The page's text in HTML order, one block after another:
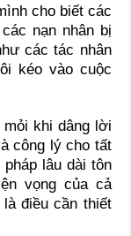
cho biết các
nạn nhân bị
các tác nhân
kéo vào cuộc
mỏi khi dâng lời
công lý cho tất
lâu dài tôn
vọng của cả
điều cần thiết